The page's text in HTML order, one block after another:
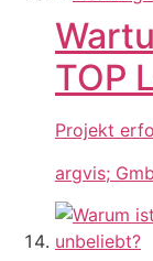
TOP
Projekt
argvis;